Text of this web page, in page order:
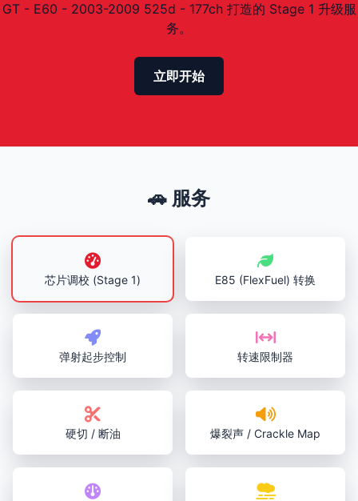
GT - E60 - 2003-2009 525d - 177ch 打造的 Stage 1 升级服
务。
立即开始
🚗 服务
芯片调校 (Stage 1) E85 (FlexFuel) 转换
弹射起步控制 转速限制器
硬切 / 断油 爆裂声 / Crackle Map